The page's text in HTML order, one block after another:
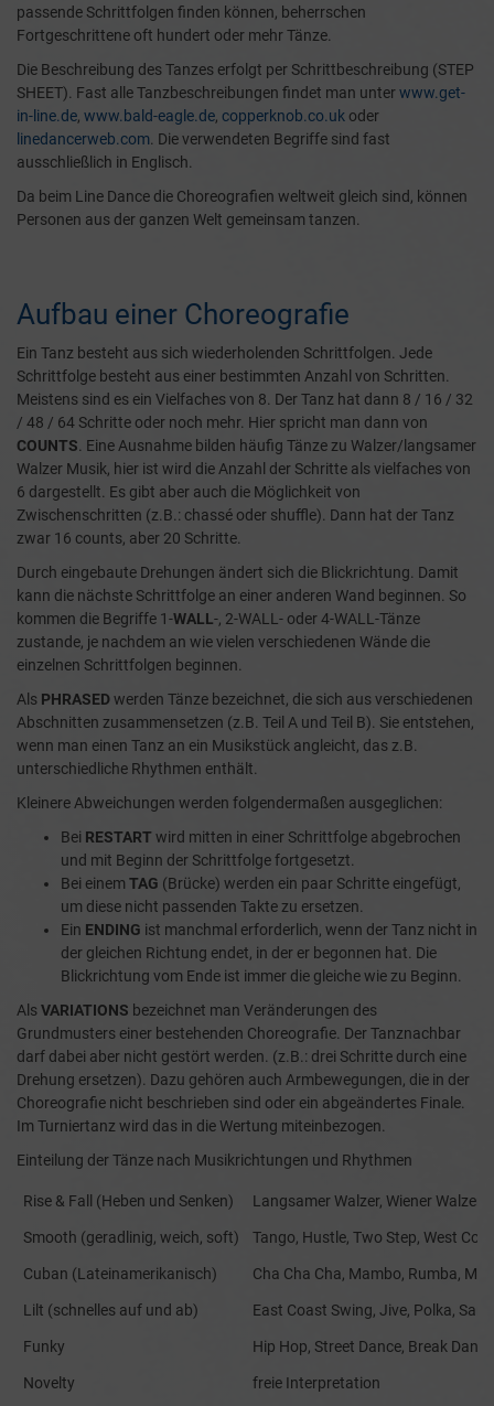
passende Schrittfolgen finden können, beherrschen
Fortgeschrittene oft hundert oder mehr Tänze.
Die Beschreibung des Tanzes erfolgt per Schrittbeschreibung (STEP
SHEET). Fast alle Tanzbeschreibungen findet man unterwww.get-
in-line.de, www.bald-eagle.de, copperknob.co.uk oder
linedancerweb.com. Die verwendeten Begriffe sind fast
ausschließlich in Englisch.
Da beim Line Dance die Choreografien weltweit gleich sind, können
Personen aus der ganzen Welt gemeinsam tanzen.
Aufbau einer Choreografie
Ein Tanz besteht aus sich wiederholenden Schrittfolgen. Jede
Schrittfolge besteht aus einer bestimmten Anzahl von Schritten.
Meistens sind es ein Vielfaches von 8. Der Tanz hat dann 8 / 16 / 32
/ 48 / 64 Schritte oder noch mehr. Hier spricht man dann von
COUNTS. Eine Ausnahme bilden häufig Tänze zu Walzer/langsamer
Walzer Musik, hier ist wird die Anzahl der Schritte als vielfaches von
6 dargestellt. Es gibt aber auch die Möglichkeit von
Zwischenschritten (z.B.: chassé oder shuffle). Dann hat der Tanz
zwar 16 counts, aber 20 Schritte.
Durch eingebaute Drehungen ändert sich die Blickrichtung. Damit
kann die nächste Schrittfolge an einer anderen Wand beginnen. So
kommen die Begriffe 1-WALL-, 2-WALL- oder 4-WALL-Tänze
zustande, je nachdem an wie vielen verschiedenen Wände die
einzelnen Schrittfolgen beginnen.
Als PHRASEDwerden Tänze bezeichnet, die sich aus verschiedenen
Abschnitten zusammensetzen (z.B. Teil A und Teil B). Sie entstehen,
wenn man einen Tanz an ein Musikstück angleicht, das z.B.
unterschiedliche Rhythmen enthält.
Kleinere Abweichungen werden folgendermaßen ausgeglichen:
Bei RESTART wird mitten in einer Schrittfolge abgebrochen
und mit Beginn der Schrittfolge fortgesetzt.
Bei einem TAG (Brücke) werden ein paar Schritte eingefügt,
um diese nicht passenden Takte zu ersetzen.
Ein ENDING ist manchmal erforderlich, wenn der Tanz nicht in
der gleichen Richtung endet, in der er begonnen hat. Die
Blickrichtung vom Ende ist immer die gleiche wie zu Beginn.
AlsVARIATIONS bezeichnet man Veränderungen des
Grundmusters einer bestehenden Choreografie. Der Tanznachbar
darf dabei aber nicht gestört werden. (z.B.: drei Schritte durch eine
Drehung ersetzen). Dazu gehören auch Armbewegungen, die in der
Choreografie nicht beschrieben sind oder ein abgeändertes Finale.
Im Turniertanz wird das in die Wertung miteinbezogen.
Einteilung der Tänze nach Musikrichtungen und Rhythmen
Rise & Fall (Heben und Senken)
Langsamer Walzer, Wiener
Smooth (geradlinig, weich, soft)
Tango, Hustle, Two Step, West
Cuban (Lateinamerikanisch)
Cha Cha Cha, Mambo, Rumba,
Lilt (schnelles auf und ab)
East Coast Swing, Jive, Polka,
Funky
Hip Hop, Street Dance, Break Dance
Novelty
freie Interpretation